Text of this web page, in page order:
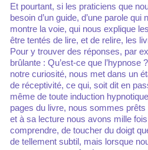
Et pourtant, si les praticiens que
besoin d’un guide, d’une parole qui
montre la voie, qui nous explique
être tentés de lire, et de relire, les
Pour y trouver des réponses, par
brûlante : Qu’est-ce que l’hypnose
notre curiosité, nous met dans un
de réceptivité, ce qui, soit dit en
même de toute induction
pages du livre, nous sommes
et à sa lecture nous avons mille
comprendre, de toucher du doigt
de tellement subtil, mais lorsque